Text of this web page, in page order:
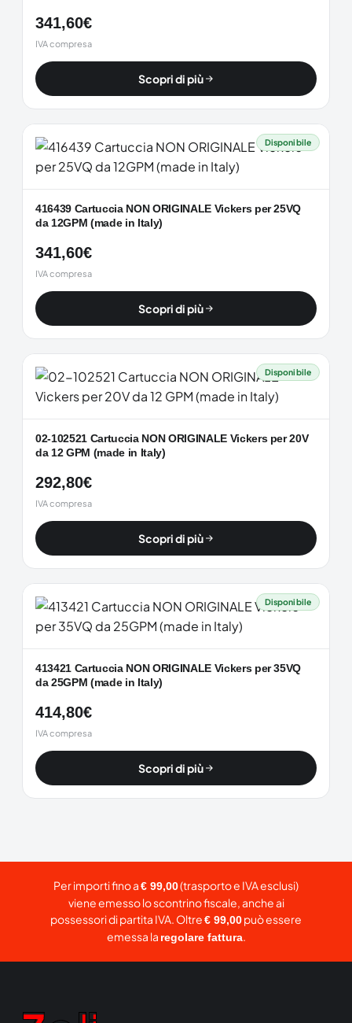
341,60€
IVA compresa
Scopri di più
Disponibile
416439 Cartuccia NON ORIGINALE Vickers per 25VQ
da 12GPM (made in Italy)
341,60€
IVA compresa
Scopri di più
Disponibile
02-102521 Cartuccia NON ORIGINALE Vickers per 20V
da 12 GPM (made in Italy)
292,80€
IVA compresa
Scopri di più
Disponibile
413421 Cartuccia NON ORIGINALE Vickers per 35VQ
da 25GPM (made in Italy)
414,80€
IVA compresa
Scopri di più
Per importi fino a€ 99,00(trasporto e IVA esclusi)
viene emesso lo scontrino fiscale, anche ai
possessori di partita IVA. Oltre€ 99,00può essere
emessa la regolare fattura.